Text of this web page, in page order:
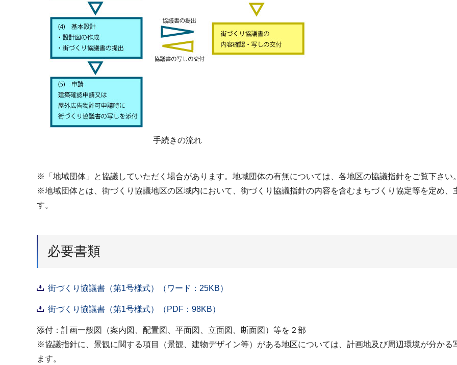
手続きの流れ
※「地域団体」と協議していただく場合があります。地域団体の有無については、各地区の協議指針をご覧下さい
※地域団体とは、街づくり協議地区の区域内において、街づくり協議指針の内容を含むまちづくり協定等を定め
す。
必要書類
街づくり協議書（第1号様式）（ワード：25KB）
街づくり協議書（第1号様式）（PDF：98KB）
添付：計画一般図（案内図、配置図、平面図、立面図、断面図）等を２部
※協議指針に、景観に関する項目（景観、建物デザイン等）がある地区については、計画地及び周辺環境が分か
ます。